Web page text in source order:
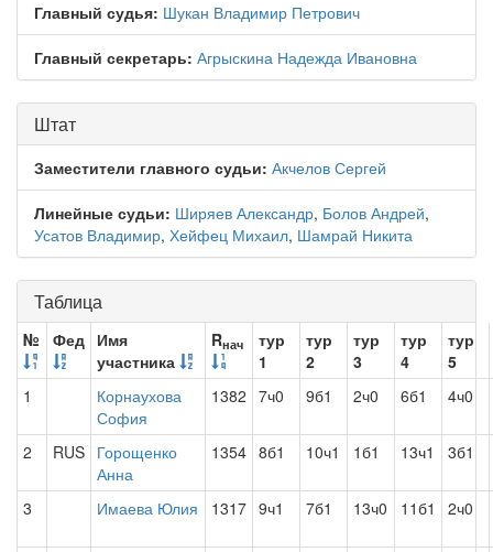
Главный судья: Шукан Владимир Петрович
Главный секретарь: Агрыскина Надежда Ивановна
Штат
Заместители главного судьи: Акчелов Сергей
Линейные судьи: Ширяев Александр, Болов Андрей,
Усатов Владимир, Хейфец Михаил, Шамрай Никита
Таблица
№ Фед Имя
участника
Rнач
тур
1
тур
2
тур
3
тур
4
тур
5
1
Корнаухова
София
1382 7ч0 9б1 2ч0 6б1 4ч0
2 RUS Горощенко
Анна
1354 8б1 10ч1 1б1 13ч1 3б1
3 Имаева Юлия 1317 9ч1 7б1 13ч0 11б1 2ч0